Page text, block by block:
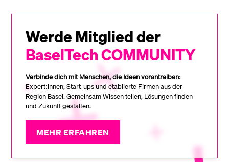
Werde Mitglied der
BaselTech COMMUNITY
Verbinde dich mit Menschen, die Ideen vorantreiben:
Expert:innen, Start-ups und etablierte Firmen aus der
Region Basel. Gemeinsam Wissen teilen, Lösungen finden
und Zukunft gestalten.
MEHR ERFAHREN